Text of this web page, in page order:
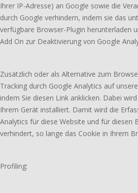
Ihrer IP-Adresse) an Google sowie die
durch Google verhindern, indem sie das
verfügbare Browser-Plugin herunterladen
Add On zur Deaktivierung von Google
Zusätzlich oder als Alternative zum
Tracking durch Google Analytics auf
indem Sie diesen Link anklicken. Dabei
Ihrem Gerät installiert. Damit wird die
Analytics für diese Website und für diesen
verhindert, so lange das Cookie in Ihrem
Profiling: